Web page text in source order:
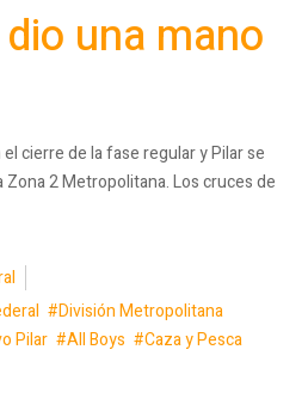
una mano
cierre de la fase regular y Pilar se
2 Metropolitana. Los cruces de
División Metropolitana
Pilar All Boys
Caza y Pesca